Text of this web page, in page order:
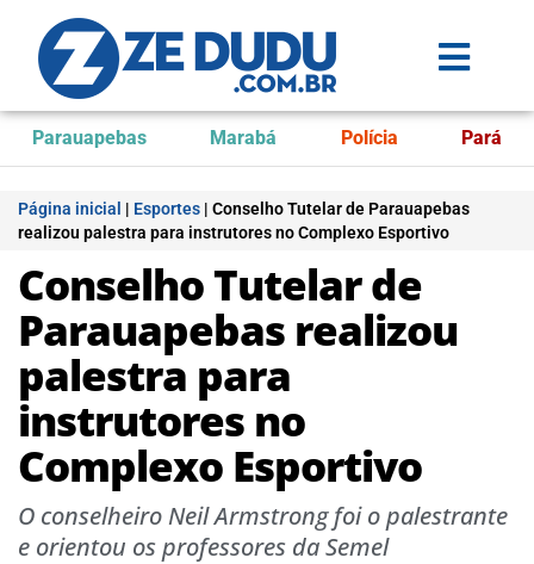
Parauapebas Marabá Polícia Pará
Página inicial | Esportes | Conselho Tutelar de Parauapebas
realizou palestra para instrutores no Complexo Esportivo
Conselho Tutelar de
Parauapebas realizou
palestra para
instrutores no
Complexo Esportivo
O conselheiro Neil Armstrong foi o palestrante
e orientou os professores da Semel